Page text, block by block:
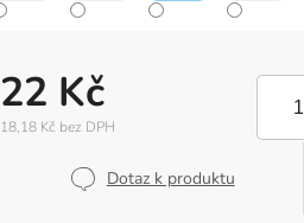
22 Kč
18,18 Kč bez DPH
Dotaz k produktu